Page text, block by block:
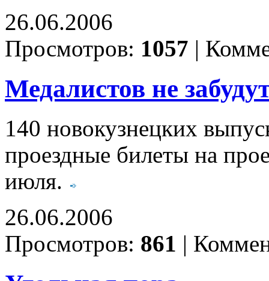
26.06.2006
Просмотров: 1057 |
Медалистов не
140 новокузнецких
проездные билеты на
июля.
26.06.2006
Просмотров: 861 |